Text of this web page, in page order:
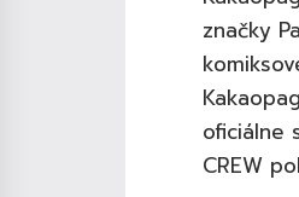
značky
oficiálne
CREW